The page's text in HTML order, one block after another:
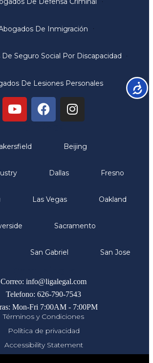
De Inmigración
Seguro Social Por Discapacidad
De Lesiones Personales
Beijing
Dallas Fresno
Las Vegas Oakland
Sacramento
San Gabriel San Jose
Correo: info@ligalegal.com
Telefono: 626-790-7543
Mon-Fri 7:00AM - 7:00PM
Términos y Condiciones
Política de privacidad
Accessibility Statement